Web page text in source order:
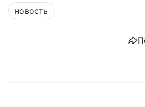
новость